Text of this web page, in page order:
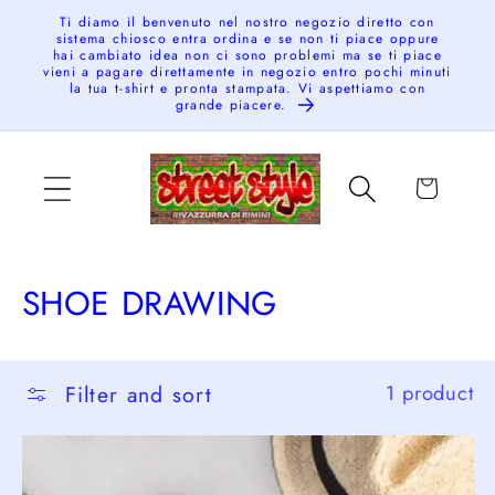
Skip to
content
Ti diamo il benvenuto nel nostro negozio diretto con
sistema chiosco entra ordina e se non ti piace oppure
hai cambiato idea non ci sono problemi ma se ti piace
vieni a pagare direttamente in negozio entro pochi minuti
la tua t-shirt e pronta stampata. Vi aspettiamo con
grande piacere.
Cart
C
l
l
e
SHOE DRAWING
Filter and sort 1 product